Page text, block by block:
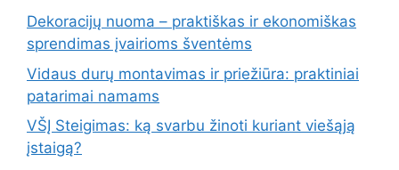
Dekoracijų nuoma – praktiškas ir ekonomiškas
sprendimas įvairioms šventėms
Vidaus durų montavimas ir priežiūra: praktiniai
patarimai namams
VŠĮ Steigimas: ką svarbu žinoti kuriant viešąją
įstaigą?